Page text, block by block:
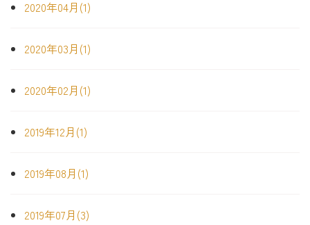
2020年04月(1)
2020年03月(1)
2020年02月(1)
2019年12月(1)
2019年08月(1)
2019年07月(3)